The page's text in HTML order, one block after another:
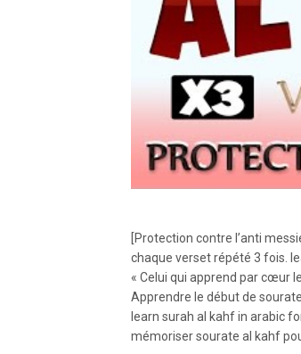
[Protection contre l’anti
chaque verset répété 3 fois.
« Celui qui apprend par cœur
Apprendre le début de
learn surah al kahf in arabic
mémoriser sourate al kahf